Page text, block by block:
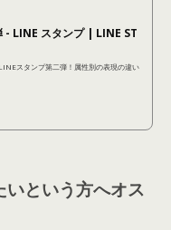
- LINE スタンプ | LINE ST
スタンプ第二弾！属性別の表現の違い
いという方へオス